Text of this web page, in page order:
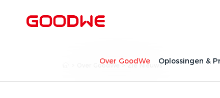
Over GoodWe Oplossingen &
Over GoodWe >Zie Nieuws